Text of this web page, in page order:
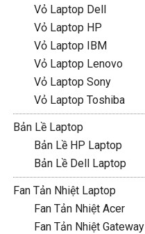
Vỏ Laptop Dell
Vỏ Laptop HP
Vỏ Laptop IBM
Vỏ Laptop Lenovo
Vỏ Laptop Sony
Vỏ Laptop Toshiba
Bản Lề Laptop
Bản Lề HP Laptop
Bản Lề Dell Laptop
Fan Tản Nhiệt Laptop
Fan Tản Nhiệt Acer
Fan Tản Nhiệt Gateway